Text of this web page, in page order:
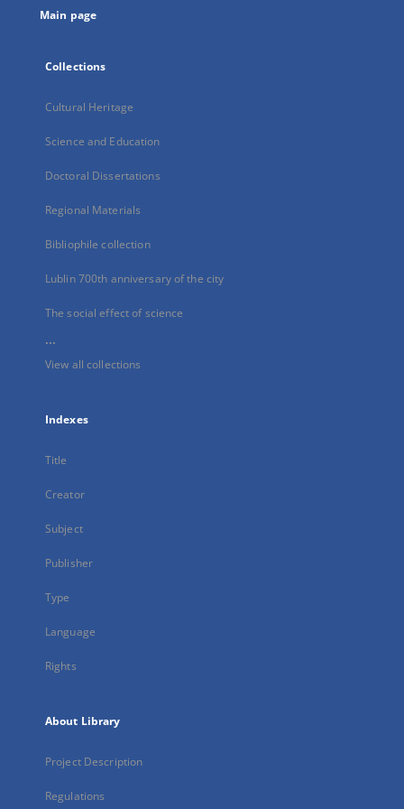
Main page
Collections
Cultural Heritage
Science and Education
Doctoral Dissertations
Regional Materials
Bibliophile collection
Lublin 700th anniversary of the city
The social effect of science
...
View all collections
Indexes
Title
Creator
Subject
Publisher
Type
Language
Rights
About Library
Project Description
Regulations